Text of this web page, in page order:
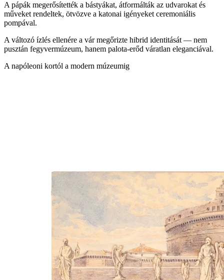
A pápák megerősítették a bástyákat, átformálták az udvarokat és
műveket rendeltek, ötvözve a katonai igényeket ceremoniális
pompával.
A változó ízlés ellenére a vár megőrizte hibrid identitását — nem
pusztán fegyvermúzeum, hanem palota‑erőd váratlan eleganciával.
A napóleoni kortól a modern múzeumig